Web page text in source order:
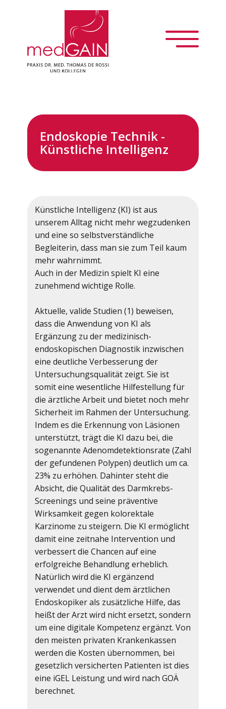
Gastroenterologie
Innere Medizin
Endoskopie Technik -
Künstliche Intelligenz
Künstliche Intelligenz (KI) ist aus
unserem Alltag nicht mehr wegzudenken
und eine so selbstverständliche
Begleiterin, dass man sie zum Teil kaum
mehr wahrnimmt.
Auch in der Medizin spielt KI eine
zunehmend wichtige Rolle.
Aktuelle, valide Studien (1) beweisen,
dass die Anwendung von KI als
Ergänzung zu der medizinisch-
endoskopischen Diagnostik inzwischen
eine deutliche Verbesserung der
Untersuchungsqualität zeigt. Sie ist
somit eine wesentliche Hilfestellung für
die ärztliche Arbeit und bietet noch mehr
Sicherheit im Rahmen der Untersuchung.
Indem es die Erkennung von Läsionen
unterstützt, trägt die KI dazu bei, die
sogenannte Adenomdetektionsrate (Zahl
der gefundenen Polypen) deutlich um ca.
23% zu erhöhen. Dahinter steht die
Absicht, die Qualität des Darmkrebs-
Screenings und seine präventive
Wirksamkeit gegen kolorektale
Karzinome zu steigern. Die KI ermöglicht
damit eine zeitnahe Intervention und
verbessert die Chancen auf eine
erfolgreiche Behandlung erheblich.
Natürlich wird die KI ergänzend
verwendet und dient dem ärztlichen
Endoskopiker als zusätzliche Hilfe, das
heißt der Arzt wird nicht ersetzt, sondern
um eine digitale Kompetenz ergänzt. Von
den meisten privaten Krankenkassen
werden die Kosten übernommen, bei
gesetzlich versicherten Patienten ist dies
eine iGEL Leistung und wird nach GOÄ
berechnet.